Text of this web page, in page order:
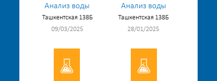
Анализ воды
Ташкентская 138Б
09/03/2025
Анализ воды
Ташкентская 138Б
28/01/2025